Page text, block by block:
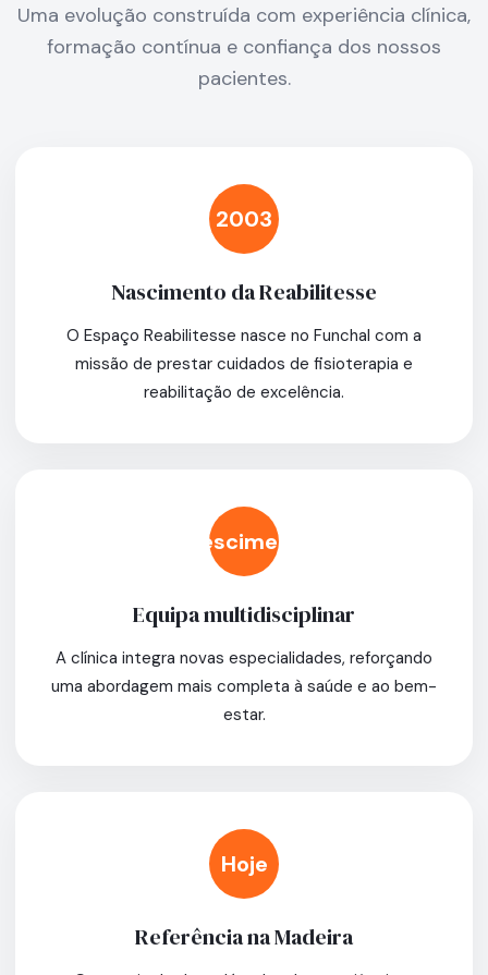
Uma evolução construída com experiência clínica,
formação contínua e confiança dos nossos
pacientes.
2003
Nascimento da Reabilitesse
O Espaço Reabilitesse nasce no Funchal com a
missão de prestar cuidados de fisioterapia e
reabilitação de excelência.
Crescimento
Equipa multidisciplinar
A clínica integra novas especialidades, reforçando
uma abordagem mais completa à saúde e ao bem-
estar.
Hoje
Referência na Madeira